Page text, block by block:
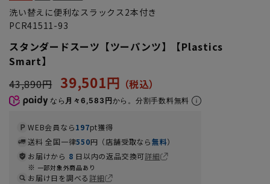
洗い替えに便利なスラックス2本付き
PCR41511-93
スタンダードスーツ【ツーパンツ】【Plastics
Smart】
43,890円 39,501円
なら 月々6,583円から。分割手数料無料
WEB会員なら197pt獲得
送料 全国一律550円（店舗受取なら無料）
お届けから 8 日以内の返品交換可詳細
一部対象外商品あり
お届け日を調べる詳細